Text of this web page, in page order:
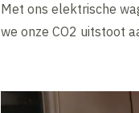
Met ons elektrische
we onze CO2 uitstoot